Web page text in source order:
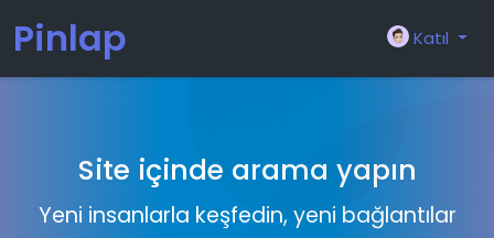
Pinlap Katıl
Site içinde arama yapın
Yeni insanlarla keşfedin, yeni bağlantılar